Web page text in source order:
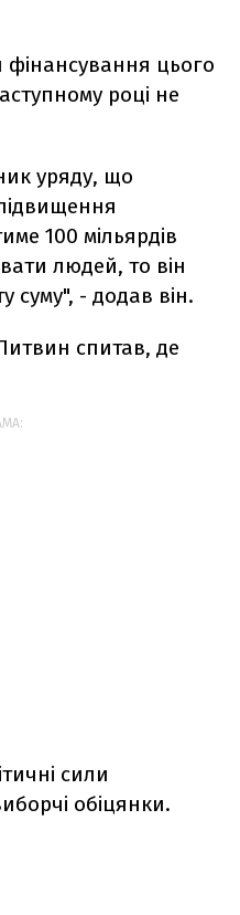
цього
році не
уряду, що
100 мільярдів
людей, то він
суму", - додав він.
спитав, де
сили
обіцянки.